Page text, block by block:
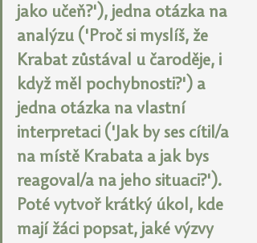
jako učeň?'), jedna otázka na
analýzu ('Proč si myslíš, že
Krabat zůstával u čaroděje, i
když měl pochybnosti?') a
jedna otázka na vlastní
interpretaci ('Jak by ses cítil/a
na místě Krabata a jak bys
reagoval/a na jeho situaci?').
Poté vytvoř krátký úkol, kde
mají žáci popsat, jaké výzvy